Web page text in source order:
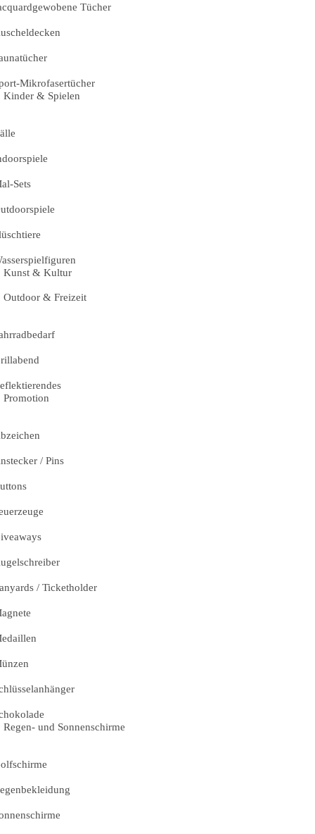
Tücher
Mikrofasertücher
Kinder & Spielen
Sets
Kunst & Kultur
Outdoor & Freizeit
Promotion
/ Pins
/ Ticketholder
Regen- und Sonnenschirme